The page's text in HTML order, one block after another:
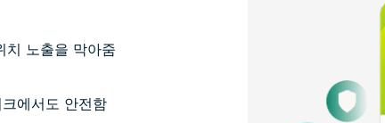
치 노출을 막아줌
에서도 안전함